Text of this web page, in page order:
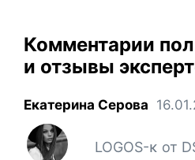
Комментарии
и отзывы
Екатерина Серова
LOGOS-κ от